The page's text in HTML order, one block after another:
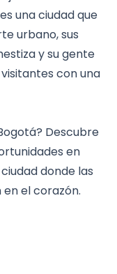
una ciudad que
urbano, sus
y su gente
con una
Descubre
en
donde las
el corazón.